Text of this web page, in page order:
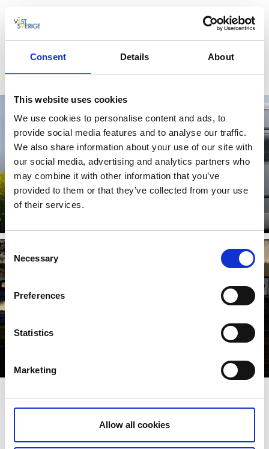
Consent Details About
This website uses cookies
We use cookies to personalise content and ads, to
provide social media features and to analyse our traffic.
We also share information about your use of our site with
our social media, advertising and analytics partners who
may combine it with other information that you’ve
provided to them or that they’ve collected from your use
of their services.
Consent
Selection
Necessary
Preferences
Statistics
Marketing
Allow all cookies
I destinationen finns välutrustade servicestationer där du
bekväm resa.
Servicestationer Lidköping
Läs mer
Upptäck destinationen
Det finns många sätt att njuta av områdets unika natur och
sevärdheter.